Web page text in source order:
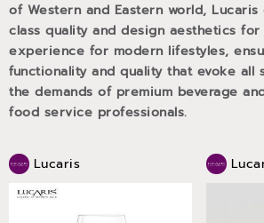
of Western and Eastern world,
class quality and design aesthetics
experience for modern lifestyles,
functionality and quality that evoke all
the demands of premium beverage
food service professionals.
Lucaris